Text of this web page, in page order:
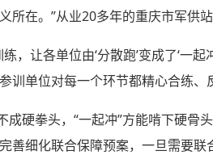
所在。”从业20多年的重庆市军供
，让各单位由‘分散跑’变成了‘一
训单位对每一个环节都精心合练、
成硬拳头，“一起冲”方能啃下硬
善细化联合保障预案，一旦需要